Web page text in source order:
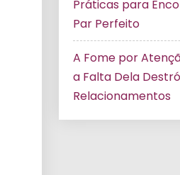
Práticas para
Par Perfeito
A Fome por
a Falta Dela
Relacionamentos